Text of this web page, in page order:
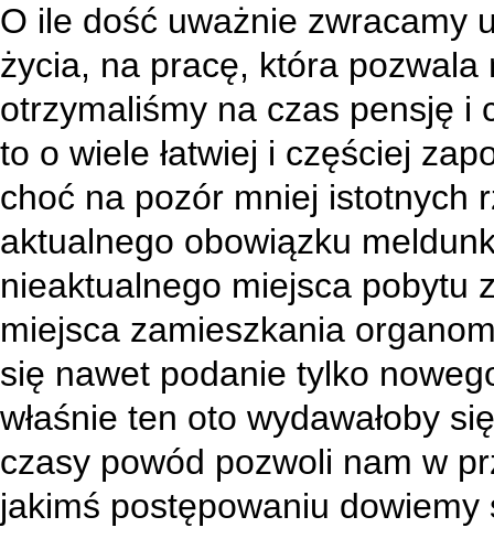
O ile dość uważnie zwracamy
życia, na pracę, która
otrzymaliśmy na czas pensję i
to o wiele łatwiej i częściej
choć na pozór mniej istotnych
aktualnego obowiązku
nieaktualnego miejsca pobytu
miejsca zamieszkania
się nawet podanie tylko
właśnie ten oto wydawałoby
czasy powód pozwoli nam w
jakimś postępowaniu